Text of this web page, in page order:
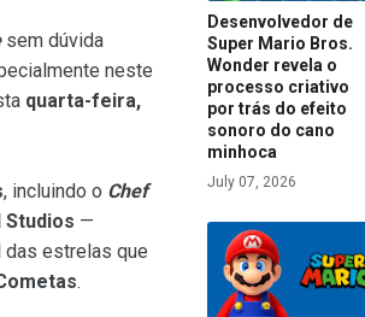
sem dúvida
neste
quarta-feira,
, incluindo o Chef
Studios —
estrelas que
.
Desenvolvedor de
Super Mario Bros.
Wonder revela o
processo criativo
por trás do efeito
sonoro do cano
minhoca
July 07, 2026